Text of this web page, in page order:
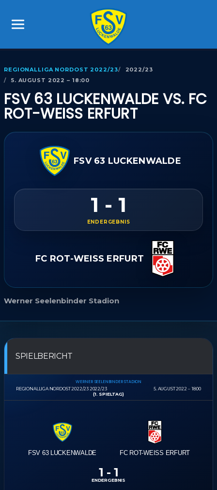
REGIONALLIGA NORDOST 2022/23
2022/23
5. AUGUST 2022 – 18:00
FSV 63 LUCKENWALDE VS. FC
ROT-WEISS ERFURT
FSV 63 LUCKENWALDE
1 - 1
ENDERGEBNIS
FC ROT-WEISS ERFURT
Werner Seelenbinder Stadion
SPIELBERICHT
REGIONALLIGA NORDOST 2022/23 2022/23
WERNER SEELENBINDER STADION
5. AUGUST 2022
18:00
(1. SPIELTAG)
FSV 63 LUCKENWALDE FC ROT-WEISS ERFURT
1 - 1
ENDERGEBNIS